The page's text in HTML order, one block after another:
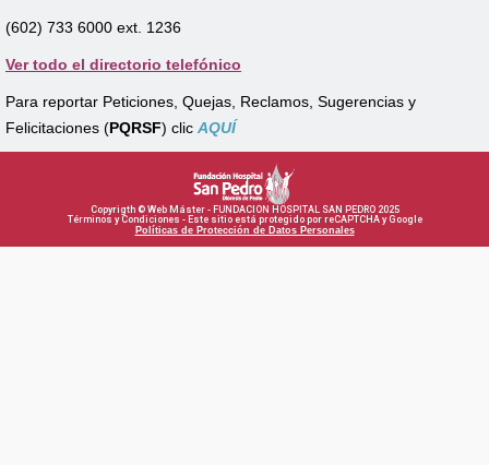
(602) 733 6000 ext. 1236
Ver todo el directorio telefónico
Para reportar Peticiones, Quejas, Reclamos, Sugerencias y
Felicitaciones (PQRSF) clic AQUÍ
Copyrigth © Web Máster - FUNDACION HOSPITAL SAN PEDRO 2025
Términos y Condiciones - Este sitio está protegido por reCAPTCHA y Google
Políticas de Protección de Datos Personales